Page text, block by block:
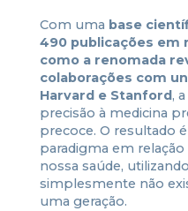
Com uma base
490 publicações
como a renomada
colaborações com
Harvard e Stanford,
precisão à medicina
precoce. O resultado
paradigma em
nossa saúde,
simplesmente não
uma geração.